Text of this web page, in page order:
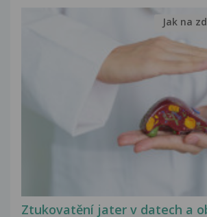
Ztukovatění jater v datech a
Jak na